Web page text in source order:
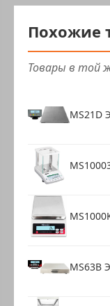
Похожие
Товары в той
MS21D
MS63B